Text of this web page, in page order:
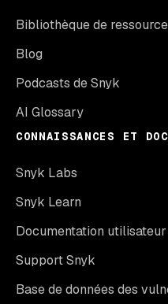
Bibliothèque de
Blog
Podcasts de Snyk
AI Glossary
CONNAISSANCES ET
Snyk Labs
Snyk Learn
Documentation
Support Snyk
Base de données des